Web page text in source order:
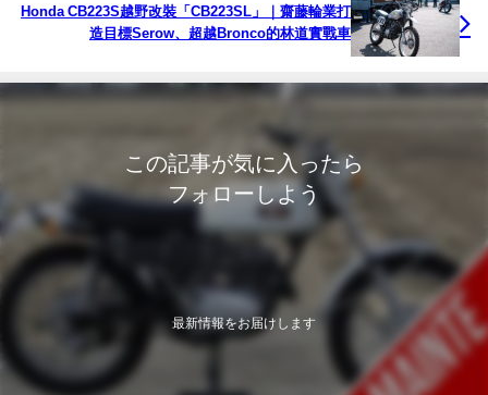
Honda CB223S越野改裝「CB223SL」｜齋藤輪業打
造目標Serow、超越Bronco的林道實戰車
この記事が気に入ったら
フォローしよう
最新情報をお届けします